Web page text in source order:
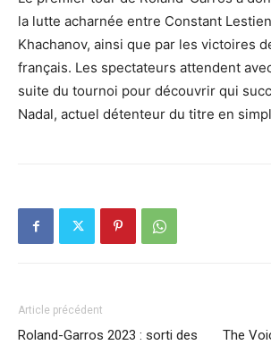
la lutte acharnée entre Constant
Khachanov, ainsi que par les victoires
français. Les spectateurs attendent
suite du tournoi pour découvrir qui
Nadal, actuel détenteur du titre en
Article précédent
Roland-Garros 2023 : sorti des
The